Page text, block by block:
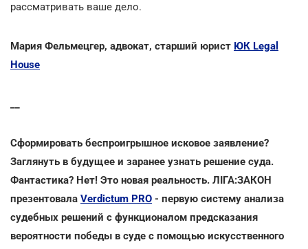
рассматривать ваше дело.
Мария Фельмецгер, адвокат, старший юрист ЮК Legal
House
Сформировать беспроигрышное исковое заявление?
Заглянуть в будущее и заранее узнать решение суда.
Фантастика? Нет! Это новая реальность. ЛІГА:ЗАКОН
презентовала Verdictum PRO - первую систему анализа
судебных решений с функционалом предсказания
вероятности победы в суде с помощью искусственного